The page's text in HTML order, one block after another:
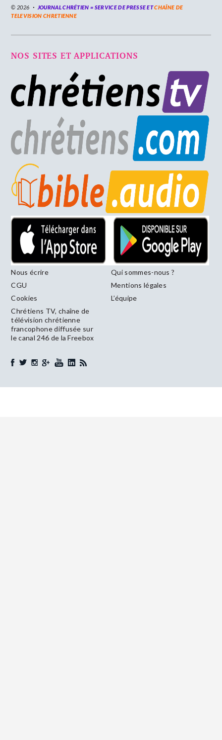
© 2026 JOURNAL CHRÉTIEN = SERVICE DE PRESSE ETCHAÎNE DE
TELEVISION CHRETIENNE
NOS SITES ET APPLICATIONS
Nous écrire
Qui sommes-nous ?
CGU
Mentions légales
Cookies
L’équipe
Chrétiens TV, chaîne de
télévision chrétienne
francophone diffusée sur
le canal 246 de la Freebox